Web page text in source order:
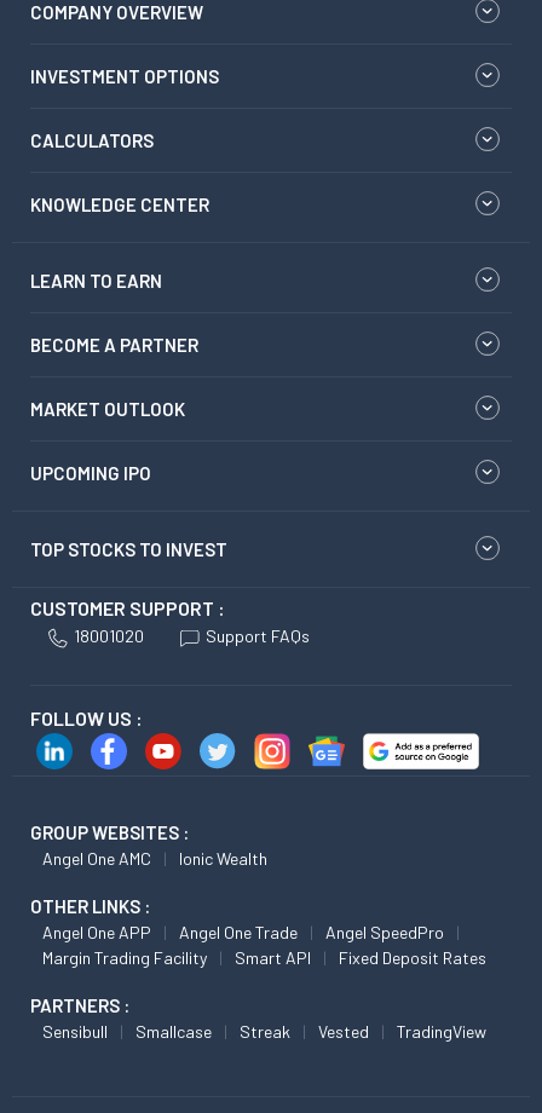
COMPANY OVERVIEW
INVESTMENT OPTIONS
CALCULATORS
KNOWLEDGE CENTER
LEARN TO EARN
BECOME A PARTNER
MARKET OUTLOOK
UPCOMING IPO
TOP STOCKS TO INVEST
CUSTOMER SUPPORT :
18001020 Support FAQs
FOLLOW US :
GROUP WEBSITES :
Angel One AMC Ionic Wealth
OTHER LINKS :
Angel One APP Angel One Trade
Angel SpeedPro
Margin Trading Facility
Smart API Fixed Deposit Rates
PARTNERS :
Sensibull Smallcase Streak Vested TradingView